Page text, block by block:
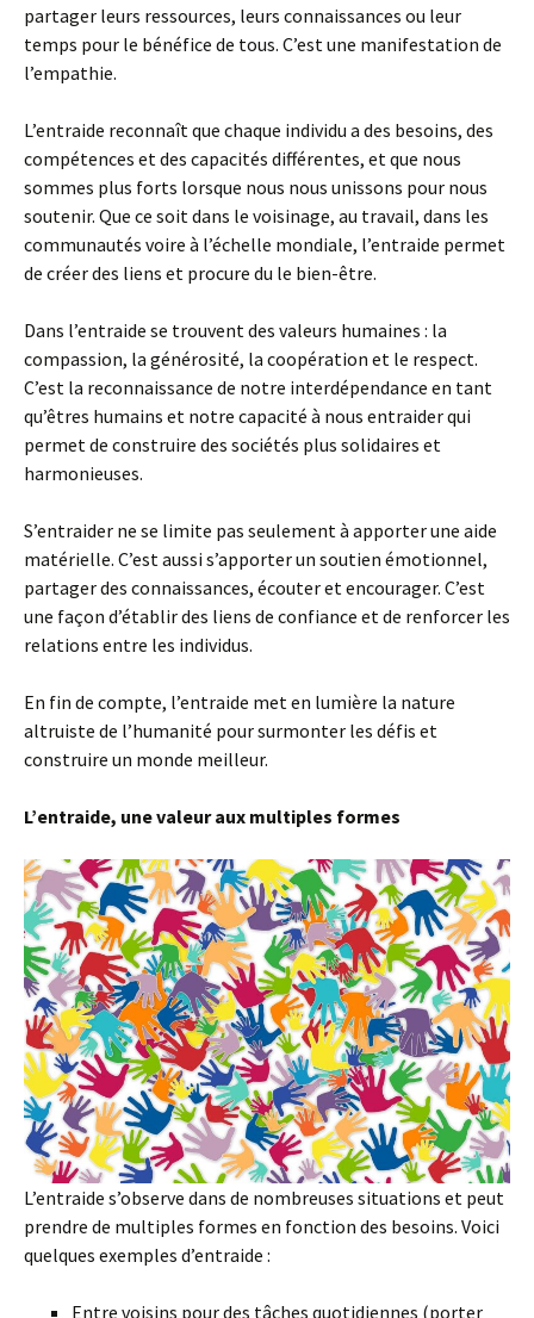
partager leurs ressources, leurs connaissances ou leur
temps pour le bénéfice de tous. C’est une manifestation de
l’empathie.
L’entraide reconnaît que chaque individu a des besoins, des
compétences et des capacités différentes, et que nous
sommes plus forts lorsque nous nous unissons pour nous
soutenir. Que ce soit dans le voisinage, au travail, dans les
communautés voire à l’échelle mondiale, l’entraide permet
de créer des liens et procure du le bien-être.
Dans l’entraide se trouvent des valeurs humaines : la
compassion, la générosité, la coopération et le respect.
C’est la reconnaissance de notre interdépendance en tant
qu’êtres humains et notre capacité à nous entraider qui
permet de construire des sociétés plus solidaires et
harmonieuses.
S’entraider ne se limite pas seulement à apporter une aide
matérielle. C’est aussi s’apporter un soutien émotionnel,
partager des connaissances, écouter et encourager. C’est
une façon d’établir des liens de confiance et de renforcer les
relations entre les individus.
En fin de compte, l’entraide met en lumière la nature
altruiste de l’humanité pour surmonter les défis et
construire un monde meilleur.
L’entraide, une valeur aux multiples formes
L’entraide s’observe dans de nombreuses situations et peut
prendre de multiples formes en fonction des besoins. Voici
quelques exemples d’entraide :
Entre voisins pour des tâches quotidiennes (porter